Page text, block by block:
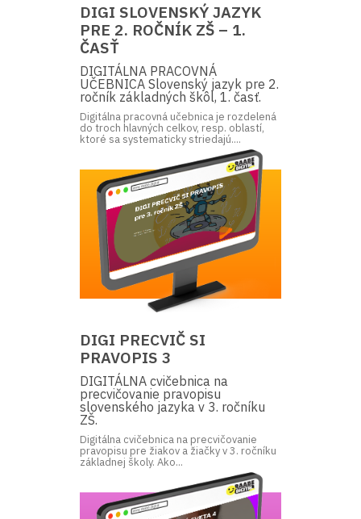
DIGI SLOVENSKÝ JAZYK
PRE 2. ROČNÍK ZŠ – 1.
ČASŤ
DIGITÁLNA PRACOVNÁ
UČEBNICA Slovenský jazyk pre 2.
ročník základných škôl, 1. časť.
Digitálna pracovná učebnica je rozdelená
do troch hlavných celkov, resp. oblastí,
ktoré sa systematicky striedajú....
DIGI PRECVIČ SI
PRAVOPIS 3
DIGITÁLNA cvičebnica na
precvičovanie pravopisu
slovenského jazyka v 3. ročníku
ZŠ.
Digitálna cvičebnica na precvičovanie
pravopisu pre žiakov a žiačky v 3. ročníku
základnej školy. Ako...